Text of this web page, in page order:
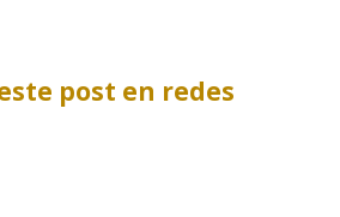
post en redes